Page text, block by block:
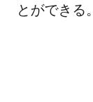
とができる。